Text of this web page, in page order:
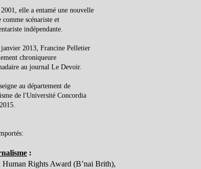
elle a entamé une nouvelle
comme scénariste et
indépendante.
2013, Francine Pelletier
chroniqueure
au journal Le Devoir.
au département de
de l'Université Concordia
:
Human Rights Award (B’nai Brith),